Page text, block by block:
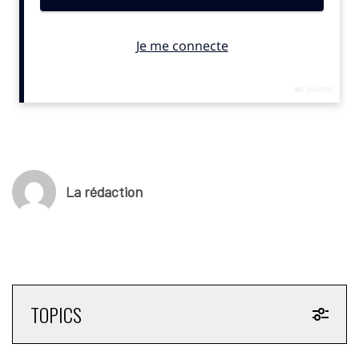
La rédaction
TOPICS